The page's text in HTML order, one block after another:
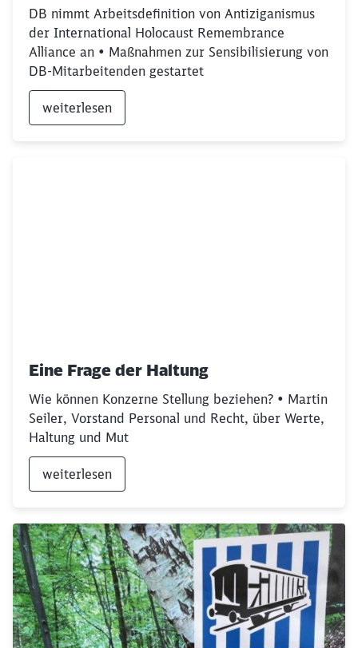
DB nimmt Arbeitsdefinition von Antiziganismus
der International Holocaust Remembrance
Alliance an • Maßnahmen zur Sensibilisierung von
DB-Mitarbeitenden gestartet
weiterlesen
Eine Frage der Haltung
Wie können Konzerne Stellung beziehen? • Martin
Seiler, Vorstand Personal und Recht, über Werte,
Haltung und Mut
weiterlesen